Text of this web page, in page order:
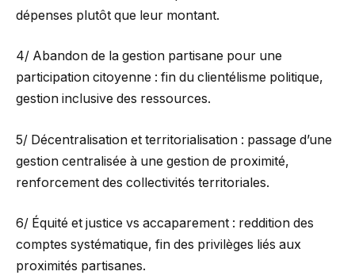
dépenses plutôt que leur montant.
4/ Abandon de la gestion partisane pour une
participation citoyenne : fin du clientélisme politique,
gestion inclusive des ressources.
5/ Décentralisation et territorialisation : passage d’une
gestion centralisée à une gestion de proximité,
renforcement des collectivités territoriales.
6/ Équité et justice vs accaparement : reddition des
comptes systématique, fin des privilèges liés aux
proximités partisanes.